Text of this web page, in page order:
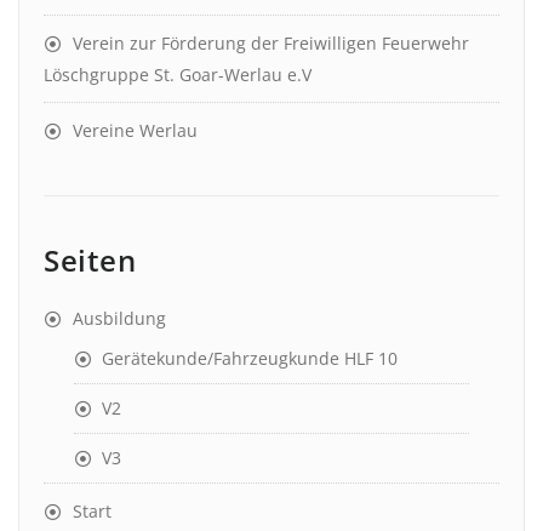
Verein zur Förderung der Freiwilligen Feuerwehr
Löschgruppe St. Goar-Werlau e.V
Vereine Werlau
Seiten
Ausbildung
Gerätekunde/Fahrzeugkunde HLF 10
V2
V3
Start